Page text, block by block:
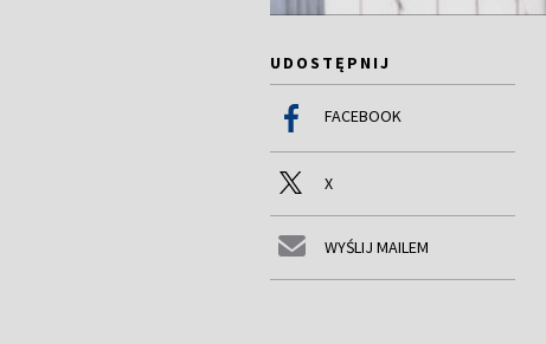
UDOSTĘPNIJ
FACEBOOK
X
WYŚLIJ MAILEM